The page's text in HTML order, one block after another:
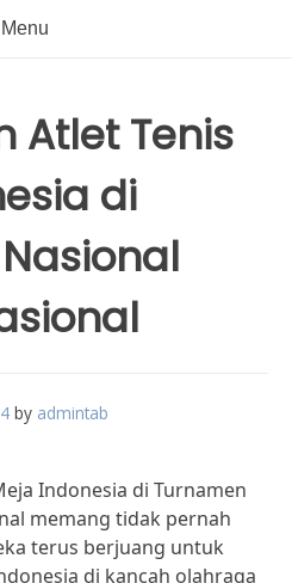
Menu
Atlet Tenis
di
by admintab
Indonesia di Turnamen
memang tidak pernah
terus berjuang untuk
di kancah olahraga